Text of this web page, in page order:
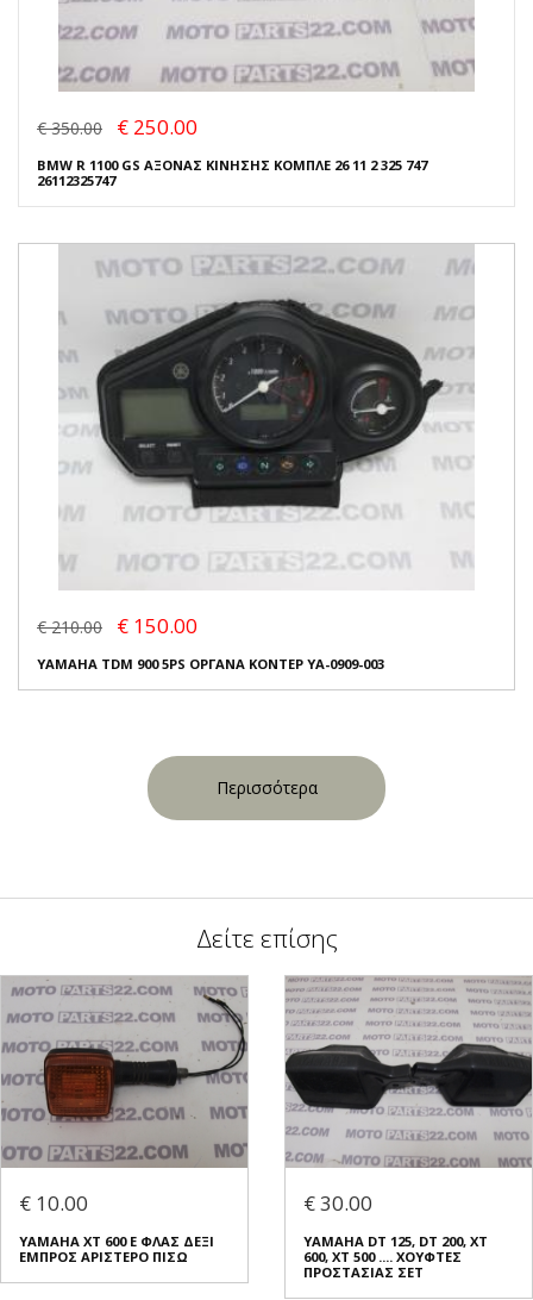
€ 350.00 € 250.00
BMW R 1100 GS ΑΞΟΝΑΣ ΚΙΝΗΣΗΣ ΚΟΜΠΛΕ 26 11 2 325 747
26112325747
€ 210.00 € 150.00
YAMAHA TDM 900 5PS ΟΡΓΑΝΑ ΚΟΝΤΕΡ YA-0909-003
Περισσότερα
Δείτε επίσης
€ 10.00
YAMAHA XT 600 E ΦΛΑΣ ΔΕΞΙ
ΕΜΠΡΟΣ ΑΡΙΣΤΕΡΟ ΠΙΣΩ
€ 30.00
ΥΑΜΑΗΑ DT 125, DT 200, XT
600, XT 500 .... ΧΟΥΦΤΕΣ
ΠΡΟΣΤΑΣΙΑΣ ΣΕΤ